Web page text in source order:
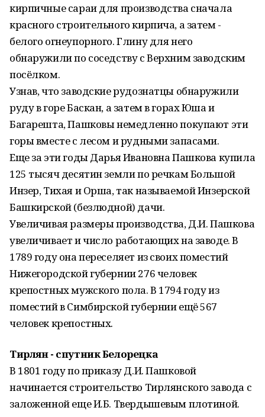
кирпичные сараи для производства сначала
красного строительного кирпича, а затем -
белого огнеупорного. Глину для него
обнаружили по соседству с Верхним заводским
посёлком.
Узнав, что заводские рудознатцы обнаружили
руду в горе Баскан, а затем в горах Юша и
Багарешта, Пашковы немедленно покупают эти
горы вместе с лесом и рудными запасами.
Еще за эти годы Дарья Ивановна Пашкова купила
125 тысяч десятин земли по речкам Большой
Инзер, Тихая и Орша, так называемой Инзерской
Башкирской (безлюдной) дачи.
Увеличивая размеры производства, Д.И. Пашкова
увеличивает и число работающих на заводе. В
1789 году она переселяет из своих поместий
Нижегородской губернии 276 человек
крепостных мужского пола. В 1794 году из
поместий в Симбирской губернии ещё 567
человек крепостных.
Тирлян - спутник Белорецка
В 1801 году по приказу Д.И. Пашковой
начинается строительство Тирлянского завода с
заложенной еще И.Б. Твердышевым плотиной.